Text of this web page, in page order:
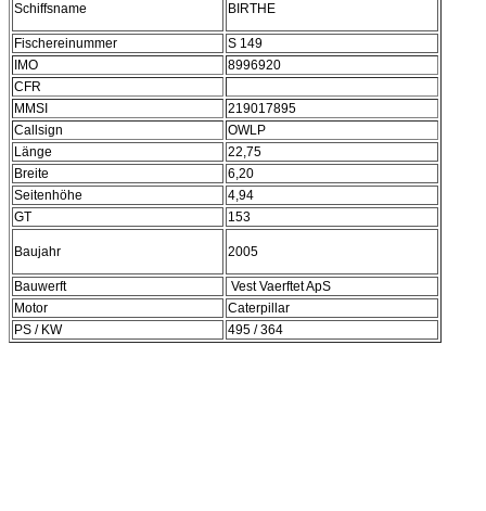
Schiffsname BIRTHE
Fischereinummer
S 149
IMO
8996920
CFR
MMSI
219017895
Callsign
OWLP
Länge
22,75
Breite
6,20
Seitenhöhe
4,94
GT
153
Baujahr 2005
Bauwerft
Vest Vaerftet ApS
Motor
Caterpillar
PS / KW
495 / 364